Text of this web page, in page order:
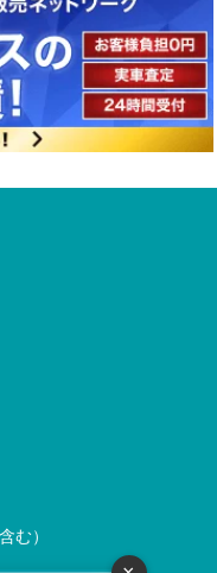
む）